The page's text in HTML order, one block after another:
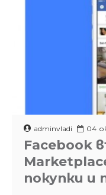
adminvladi 04
Facebook
покупки и